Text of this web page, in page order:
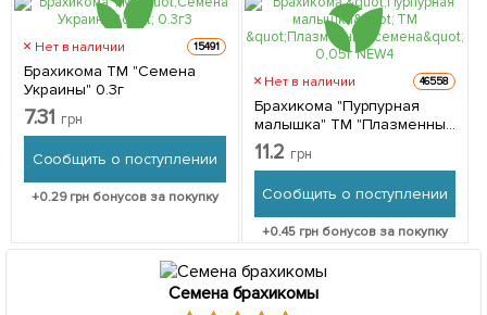
Нет в наличии 15491
Брахикома ТМ "Семена
Украины" 0.3г
7.31 грн
Сообщить о поступлении
+0.29грн бонусов за покупку
Нет в наличии 46558
Брахикома "Пурпурная
малышка" ТМ "Плазменные
семена" 0,05г NEW
11.2 грн
Сообщить о поступлении
+0.45 грн бонусов за покупку
Семена брахикомы